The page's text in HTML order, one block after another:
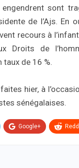
sont
de l’Ajs.
recours à
Droits de
taux de 16 %.
hier, à
sénégalaises.
Google+